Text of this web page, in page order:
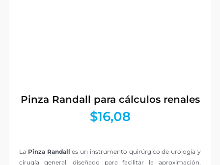
Pinza Randall para cálculos renales
$16,08
La Pinza Randall es un instrumento quirúrgico de urología y
cirugía general, diseñado para facilitar la aproximación,